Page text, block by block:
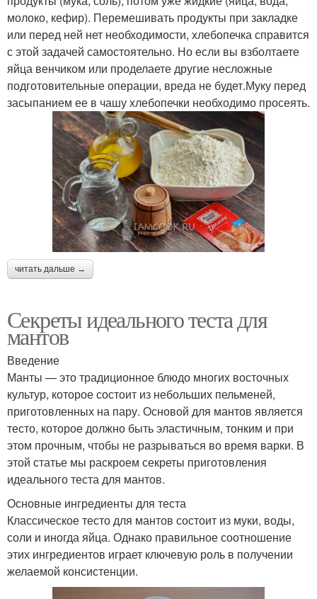
молоко, кефир). Перемешивать продукты при закладке
или перед ней нет необходимости, хлебопечка справится
с этой задачей самостоятельно. Но если вы взболтаете
яйца венчиком или проделаете другие несложные
подготовительные операции, вреда не будет.Муку перед
засыпанием ее в чашу хлебопечки необходимо просеять.
читать дальше →
Секреты идеального теста для
мантов
Введение
Манты — это традиционное блюдо многих восточных
культур, которое состоит из небольших пельменей,
приготовленных на пару. Основой для мантов является
тесто, которое должно быть эластичным, тонким и при
этом прочным, чтобы не разрываться во время варки. В
этой статье мы раскроем секреты приготовления
идеального теста для мантов.
Основные ингредиенты для теста
Классическое тесто для мантов состоит из муки, воды,
соли и иногда яйца. Однако правильное соотношение
этих ингредиентов играет ключевую роль в получении
желаемой консистенции.